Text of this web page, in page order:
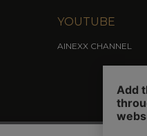
YOUTUBE
AINEXX CHANNEL